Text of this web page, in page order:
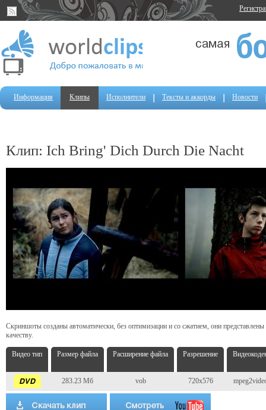
Информация Клипы Исполнители Тексты и аккорды Новости
Клип: Ich Bring' Dich Durch Die Nacht
Скриншоты созданы автоматически, без оптимизации и со сжатием, они
качеству.
Видео тип Размер файла Расширение файла Разрешение
283.23 Мб vob 720x576